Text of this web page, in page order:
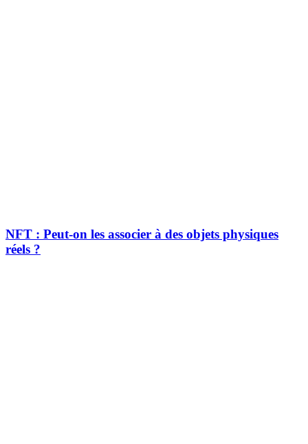
NFT : Peut-on les associer à des objets physiques
réels ?